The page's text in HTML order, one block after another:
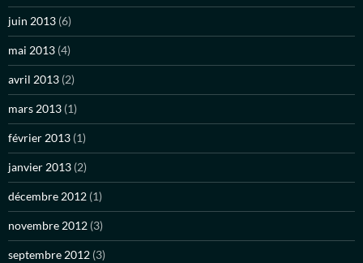
juin 2013 (6)
mai 2013 (4)
avril 2013 (2)
mars 2013 (1)
février 2013 (1)
janvier 2013 (2)
décembre 2012 (1)
novembre 2012 (3)
septembre 2012 (3)